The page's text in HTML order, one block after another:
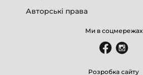
Авторські права
Ми в соцмережах
Розробка сайту